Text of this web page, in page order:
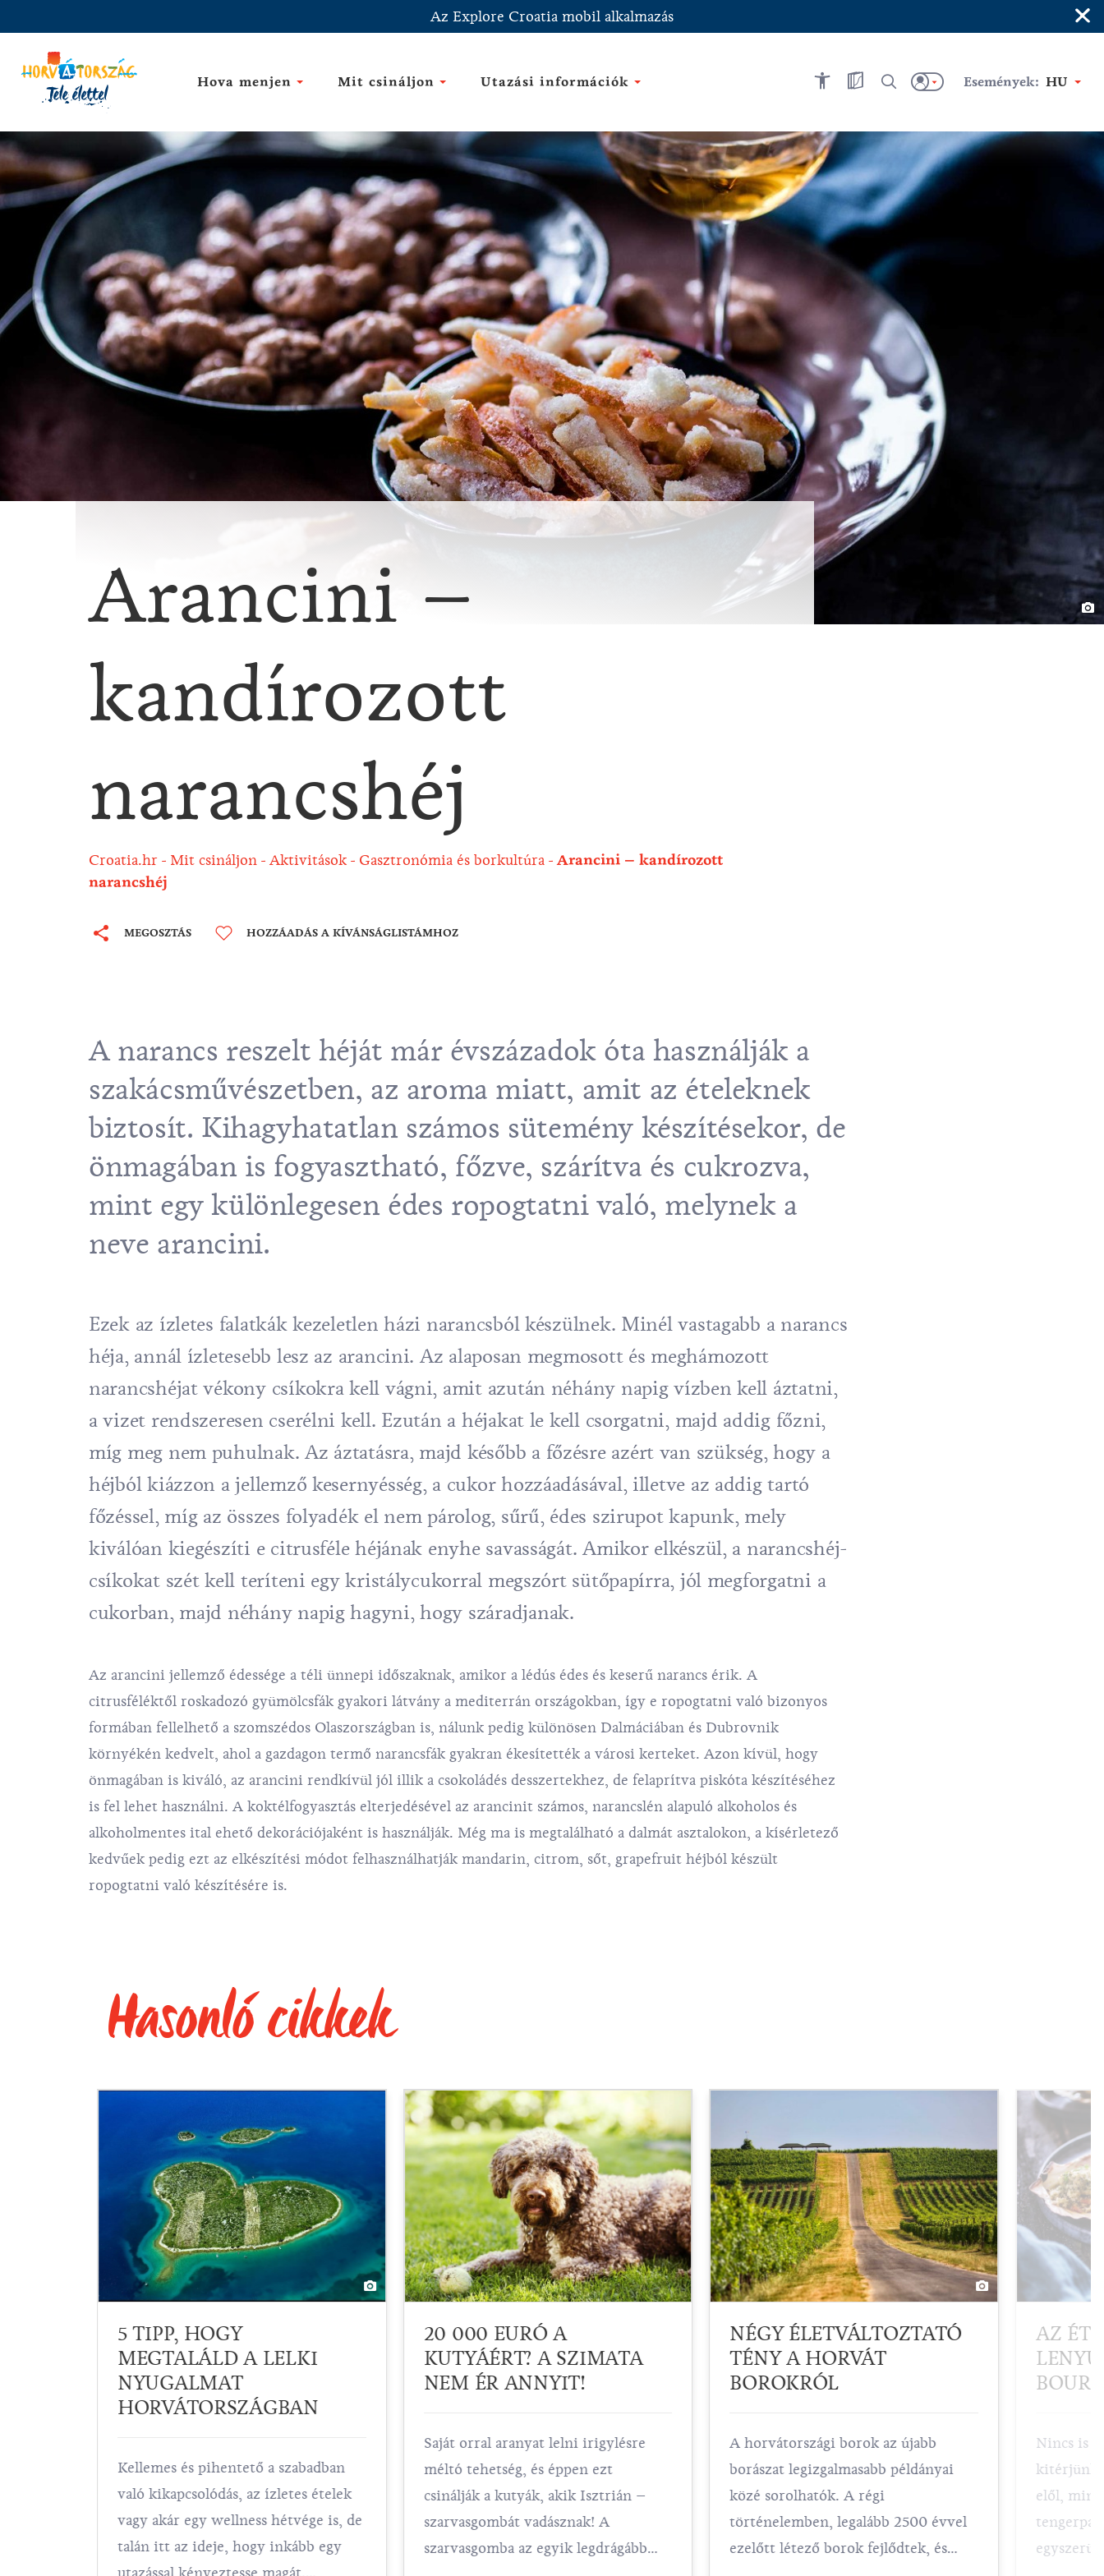
Az Explore Croatia mobil alkalmazás ×
Hova menjen Mit csináljon Utazási információk Események: HU
Arancini –
kandírozott
narancshéj
Croatia.hr Mit csináljon Aktivitások Gasztronómia és borkultúra
Arancini – kandírozott
narancshéj
MEGOSZTÁS HOZZÁADÁS A KÍVÁNSÁGLISTÁMHOZ
A narancs reszelt héját már évszázadok óta használják a
szakácsművészetben, az aroma miatt, amit az ételeknek
biztosít. Kihagyhatatlan számos sütemény készítésekor, de
önmagában is fogyasztható, főzve, szárítva és cukrozva,
mint egy különlegesen édes ropogtatni való, melynek a
neve arancini.
Ezek az ízletes falatkák kezeletlen házi narancsból készülnek. Minél vastagabb a narancs
héja, annál ízletesebb lesz az arancini. Az alaposan megmosott és meghámozott
narancshéjat vékony csíkokra kell vágni, amit azután néhány napig vízben kell áztatni,
a vizet rendszeresen cserélni kell. Ezután a héjakat le kell csorgatni, majd addig főzni,
míg meg nem puhulnak. Az áztatásra, majd később a főzésre azért van szükség, hogy a
héjból kiázzon a jellemző kesernyésség, a cukor hozzáadásával, illetve az addig tartó
főzéssel, míg az összes folyadék el nem párolog, sűrű, édes szirupot kapunk, mely
kiválóan kiegészíti e citrusféle héjának enyhe savasságát. Amikor elkészül, a narancshéj-
csíkokat szét kell teríteni egy kristálycukorral megszórt sütőpapírra, jól megforgatni a
cukorban, majd néhány napig hagyni, hogy száradjanak.
Az arancini jellemző édessége a téli ünnepi időszaknak, amikor a lédús édes és keserű narancs érik. A
citrusféléktől roskadozó gyümölcsfák gyakori látvány a mediterrán országokban, így e ropogtatni való bizonyos
formában fellelhető a szomszédos Olaszországban is, nálunk pedig különösen Dalmáciában és Dubrovnik
környékén kedvelt, ahol a gazdagon termő narancsfák gyakran ékesítették a városi kerteket. Azon kívül, hogy
önmagában is kiváló, az arancini rendkívül jól illik a csokoládés desszertekhez, de felaprítva piskóta készítéséhez
is fel lehet használni. A koktélfogyasztás elterjedésével az arancinit számos, narancslén alapuló alkoholos és
alkoholmentes ital ehető dekorációjaként is használják. Még ma is megtalálható a dalmát asztalokon, a kísérletező
kedvűek pedig ezt az elkészítési módot felhasználhatják mandarin, citrom, sőt, grapefruit héjból készült
ropogtatni való készítésére is.
Hasonló cikkek
5 TIPP, HOGY
MEGTALÁLD A LELKI
NYUGALMAT
HORVÁTORSZÁGBAN
Kellemes és pihentető a szabadban
való kikapcsolódás, az ízletes ételek
vagy akár egy wellness hétvége is, de
talán itt az ideje, hogy inkább egy
20 000 EURÓ A
KUTYÁÉRT? A SZIMATA
NEM ÉR ANNYIT!
Saját orral aranyat lelni irigylésre
méltó tehetség, és éppen ezt
csinálják a kutyák, akik Isztrián –
szarvasgombát vadásznak! A
szarvasgomba az egyik legdrágább
NÉGY ÉLETVÁLTOZTATÓ
TÉNY A HORVÁT
BOROKRÓL
A horvátországi borok az újabb
borászat legizgalmasabb példányai
közé sorolhatók. A régi
történelemben, legalább 2500 évvel
ezelőtt létező borok fejlődtek, és
AZ
Nincs is
kitérjünk
elől, mint
egyszerü